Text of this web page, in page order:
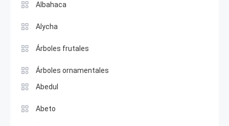
Albahaca
Alycha
Árboles frutales
Árboles ornamentales
Abedul
Abeto